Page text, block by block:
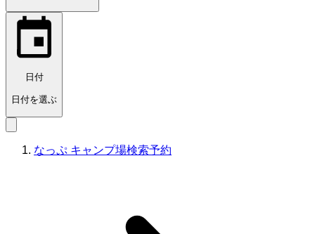
日付
日付を選ぶ
なっぷ キャンプ場検索予約